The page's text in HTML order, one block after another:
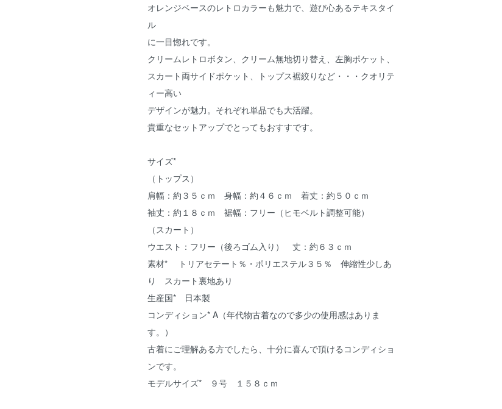
オレンジベースのレトロカラーも魅力で、遊び心あるテキスタイ
ル
に一目惚れです。
クリームレトロボタン、クリーム無地切り替え、左胸ポケット、
スカート両サイドポケット、トップス裾絞りなど・・・クオリテ
ィー高い
デザインが魅力。それぞれ単品でも大活躍。
貴重なセットアップでとってもおすすです。
サイズ*
（トップス）
肩幅：約３５ｃｍ 身幅：約４６ｃｍ 着丈：約５０ｃｍ
袖丈：約１８ｃｍ 裾幅：フリー（ヒモベルト調整可能）
（スカート）
ウエスト：フリー（後ろゴム入り） 丈：約６３ｃｍ
素材* トリアセテート％・ポリエステル３５％ 伸縮性少しあ
り スカート裏地あり
生産国* 日本製
コンディション* A（年代物古着なので多少の使用感はありま
す。）
古着にご理解ある方でしたら、十分に喜んで頂けるコンディショ
ンです。
モデルサイズ* ９号 １５８ｃｍ